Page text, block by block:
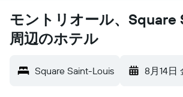
モントリオール、Square
周辺のホテル
Square Saint-Louis 8月14日